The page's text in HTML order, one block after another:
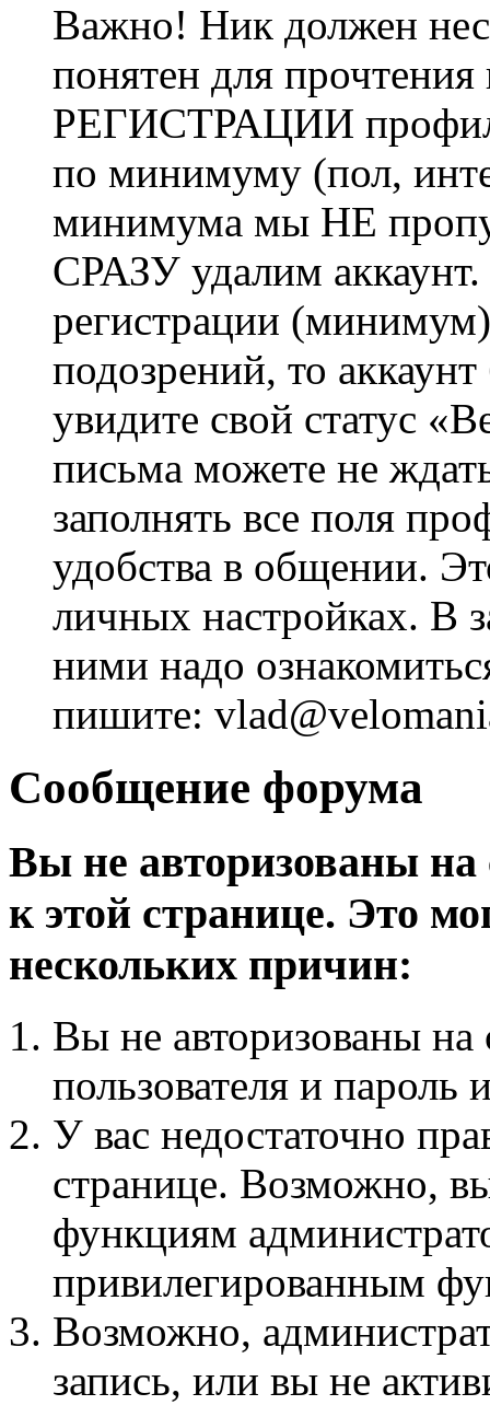
Важно! Ник должен
понятен для
РЕГИСТРАЦИИ профиль
по минимуму (пол,
минимума мы НЕ
СРАЗУ удалим
регистрации
подозрений, то
увидите свой статус
письма можете не
заполнять все поля
удобства в общении.
личных настройках. В
ними надо
пишите:
Сообщение форума
Вы не авторизованы на
к этой странице. Это
нескольких причин:
Вы не авторизованы на
пользователя и пароль
У вас недостаточно
странице. Возможно,
функциям
привилегированным
Возможно,
запись, или вы не